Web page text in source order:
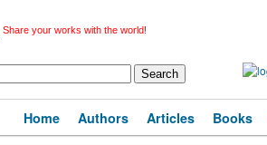
Share your works with the world!
Home Authors Articles Books